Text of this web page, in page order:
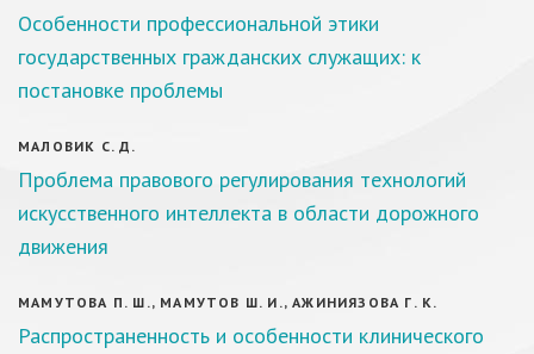
Особенности профессиональной этики
государственных гражданских служащих: к
постановке проблемы
МАЛОВИК С. Д.
Проблема правового регулирования технологий
искусственного интеллекта в области дорожного
движения
МАМУТОВА П. Ш., МАМУТОВ Ш. И., АЖИНИЯЗОВА Г. К.
Распространенность и особенности клинического